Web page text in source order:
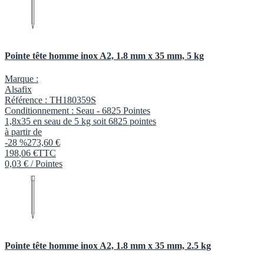
Pointe tête homme inox A2, 1.8 mm x 35 mm, 5 kg
Marque :
Alsafix
Référence : TH180359S
Conditionnement : Seau - 6825 Pointes
1,8x35 en seau de 5 kg soit 6825 pointes
à partir de
-28 %273,60 €
198,06 €TTC
0,03 € / Pointes
Pointe tête homme inox A2, 1.8 mm x 35 mm, 2.5 kg